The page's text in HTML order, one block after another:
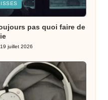
pas quoi faire de
19 juillet 2026